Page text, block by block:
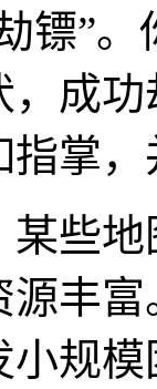
镖”
成
掌
些
源丰
规